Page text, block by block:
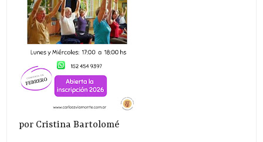
por Cristina Bartolomé